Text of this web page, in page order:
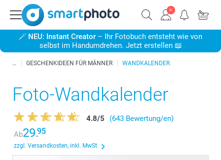
🪄 NEU: Instant Creator – Ihr Fotobuch entsteht wie von
selbst im Handumdrehen. Jetzt erstellen 📖
GESCHENKIDEEN FÜR MÄNNER WANDKALENDER
Foto-Wandkalender
4.8/5
(643 Bewertung/en)
Ab29.95
zzgl. Versandkosten, inkl. MwSt